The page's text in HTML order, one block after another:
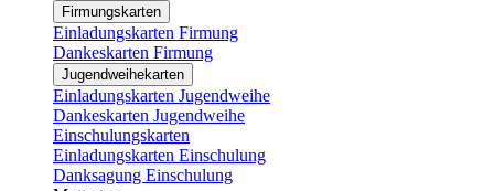
Firmungskarten
Einladungskarten Firmung
Dankeskarten Firmung
Jugendweihekarten
Einladungskarten Jugendweihe
Dankeskarten Jugendweihe
Einschulungskarten
Einladungskarten Einschulung
Danksagung Einschulung